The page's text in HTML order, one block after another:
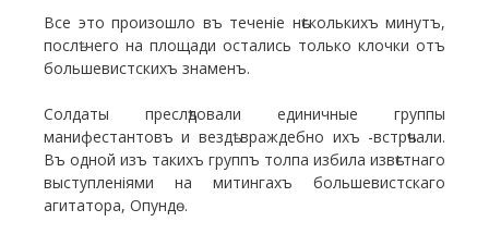
Все это произошло въ теченіе нѣсколькихъ минутъ,
послѣ чего на площади остались только клочки отъ
большевистскихъ знаменъ.
Солдаты преслѣдовали единичные группы
манифестантовъ и вездѣ враждебно ихъ -встрѣчали.
Въ одной изъ такихъ группъ толпа избила извѣстнаго
выступленіями на митингахъ большевистскаго
агитатора, Опундѳ.